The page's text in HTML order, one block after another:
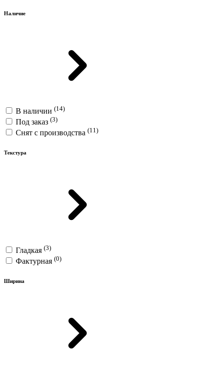
Наличие
В наличии (14)
Под заказ (3)
Снят с производства (11)
Текстура
Гладкая (3)
Фактурная (0)
Ширина